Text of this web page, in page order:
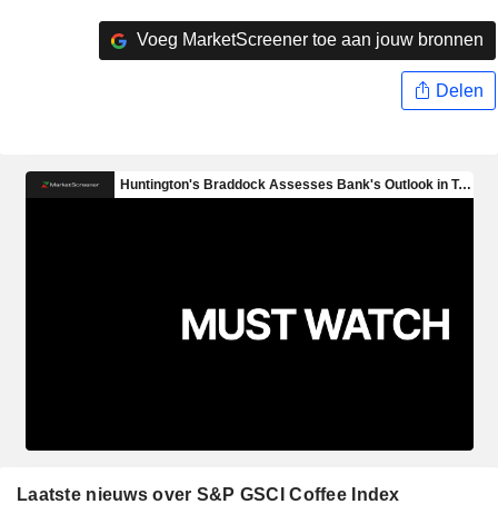
Voeg MarketScreener toe aan jouw bronnen
Delen
Laatste nieuws over S&P GSCI Coffee Index